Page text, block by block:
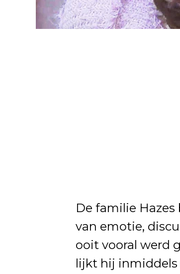
De familie
van emotie,
ooit vooral werd
lijkt hij inmiddels